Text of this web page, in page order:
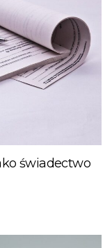
świadectwo